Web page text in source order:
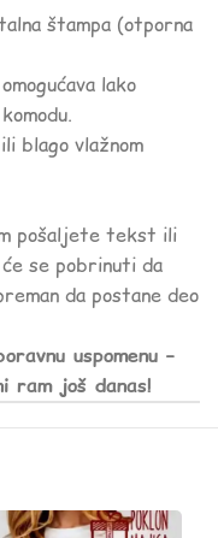
štampa (otporna
lako
blago vlažnom
pošaljete tekst ili
se pobrinuti da
da postane deo
uspomenu –
ram još danas!